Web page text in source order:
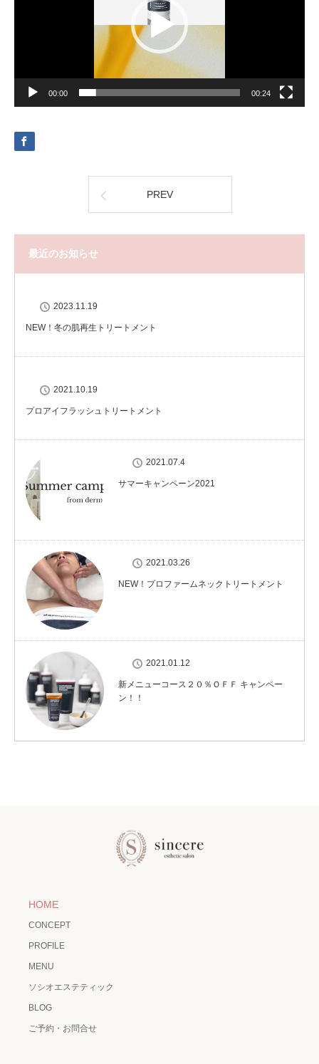
00:00 00:24
PREV
最近のお知らせ
2023.11.19
NEW！冬の肌再生トリートメント
2021.10.19
プロアイフラッシュトリートメント
2021.07.4
サマーキャンペーン2021
2021.03.26
NEW！プロファームネックトリートメント
2021.01.12
新メニューコース２０％ＯＦＦ キャンペー
ン！！
HOME
CONCEPT
PROFILE
MENU
ソシオエステティック
BLOG
ご予約・お問合せ